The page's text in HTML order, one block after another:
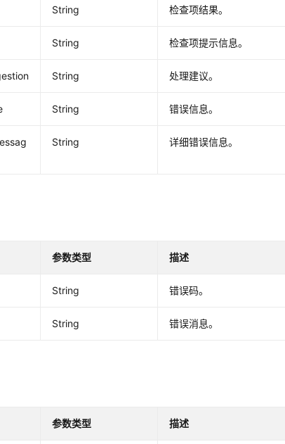
String 检查项结果。
String 检查项提示信息。
String 处理建议。
String 错误信息。
String 详细错误信息。
参数类型 描述
String 错误码。
String 错误消息。
参数类型 描述